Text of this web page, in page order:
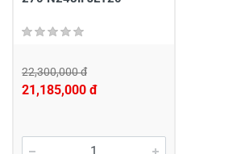
22,300,000 đ
21,185,000 đ